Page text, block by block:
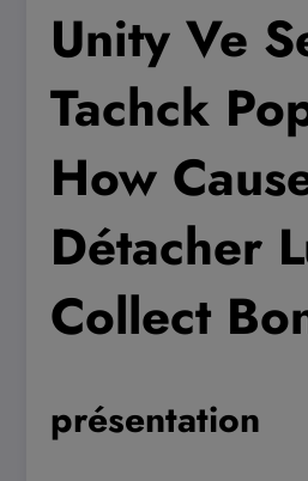
Unity Ve
Tachck
How
Détacher
Collect
présentation